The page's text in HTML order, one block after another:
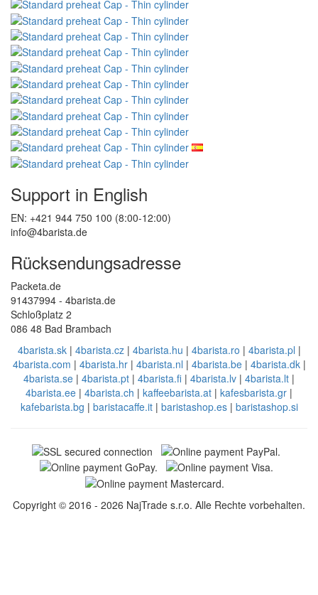
Support in English
EN: +421 944 750 100 (8:00-12:00)
info@4barista.de
Rücksendungsadresse
Packeta.de
91437994 - 4barista.de
Schloßplatz 2
086 48 Bad Brambach
4barista.sk| 4barista.cz| 4barista.hu | 4barista.ro | 4barista.pl |
4barista.com | 4barista.hr| 4barista.nl | 4barista.be| 4barista.dk|
4barista.se | 4barista.pt | 4barista.fi | 4barista.lv | 4barista.lt |
4barista.ee | 4barista.ch | kaffeebarista.at | kafesbarista.gr |
kafebarista.bg | baristacaffe.it| baristashop.es| baristashop.si
Copyright © 2016 - 2026 NajTrade s.r.o. Alle Rechte vorbehalten.